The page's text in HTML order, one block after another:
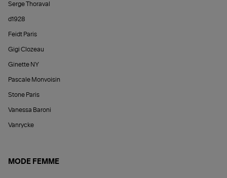
Serge Thoraval
d1928
Feidt Paris
Gigi Clozeau
Ginette NY
Pascale Monvoisin
Stone Paris
Vanessa Baroni
Vanrycke
MODE FEMME